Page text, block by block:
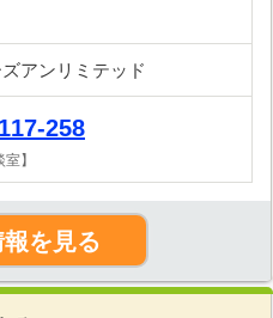
アンリミテッド
258
】
を見る